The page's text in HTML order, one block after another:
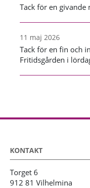
Tack för en
11 maj 2026
Tack för en fin och
Fritidsgården i
KONTAKT
Torget 6
912 81 Vilhelmina